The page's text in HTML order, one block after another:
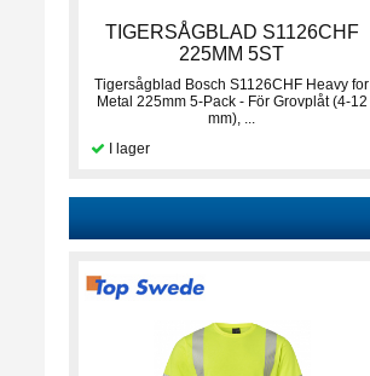
TIGERSÅGBLAD S1126CHF
225MM 5ST
Tigersågblad Bosch S1126CHF Heavy for
Metal 225mm 5-Pack - För Grovplåt (4-12
mm), ...